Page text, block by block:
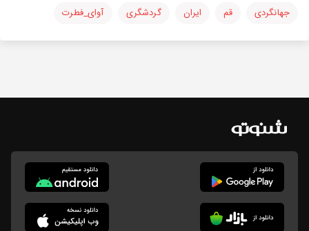
جهانگردی قم ایران گردشگری آوای_فطرت